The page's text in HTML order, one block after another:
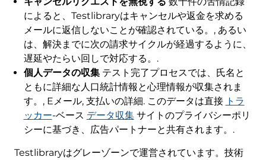
によると、Testlibraryはキャンセルや返金を求める
メールに返信しないことが確認されている。, あるい
は、解決までに次の請求サイクルが経過するように、
遅延やたらい回しで対応する。.
個人データの収集テスト完了プロセスでは、氏名と
ともに詳細な人口統計情報と心理情報が収集されま
す。, Eメール, 支払いの詳細. このデータは直接 トラ
ッカー-ベース データ収集サイトのプライバシーポリ
シーに基づき、広告パートナーと共有されます。.
Testlibraryはグレーゾーンで運営されています。技術